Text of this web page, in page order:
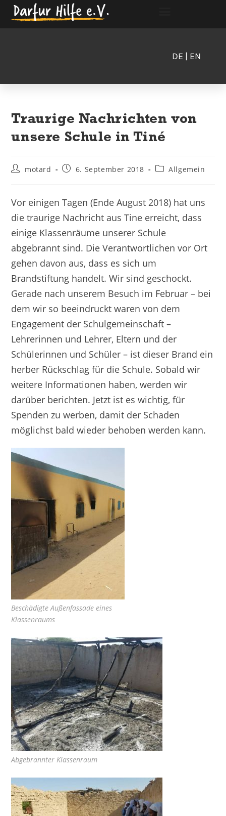
DE | EN
Traurige Nachrichten von
unsere Schule in Tiné
motard 6. September 2018 Allgemein
Vor einigen Tagen (Ende August 2018) hat uns
die traurige Nachricht aus Tine erreicht, dass
einige Klassenräume unserer Schule
abgebrannt sind. Die Verantwortlichen vor Ort
gehen davon aus, dass es sich um
Brandstiftung handelt. Wir sind geschockt.
Gerade nach unserem Besuch im Februar – bei
dem wir so beeindruckt waren von dem
Engagement der Schulgemeinschaft –
Lehrerinnen und Lehrer, Eltern und der
Schülerinnen und Schüler – ist dieser Brand ein
herber Rückschlag für die Schule. Sobald wir
weitere Informationen haben, werden wir
darüber berichten. Jetzt ist es wichtig, für
Spenden zu werben, damit der Schaden
möglichst bald wieder behoben werden kann.
Beschädigte Außenfassade eines
Klassenraums
Abgebrannter Klassenraum